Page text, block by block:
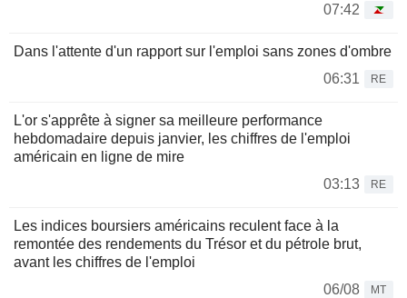
07:42
Dans l'attente d'un rapport sur l'emploi sans zones d'ombre
06:31
RE
L'or s'apprête à signer sa meilleure performance
hebdomadaire depuis janvier, les chiffres de l'emploi
américain en ligne de mire
03:13
RE
Les indices boursiers américains reculent face à la
remontée des rendements du Trésor et du pétrole brut,
avant les chiffres de l'emploi
06/08
MT